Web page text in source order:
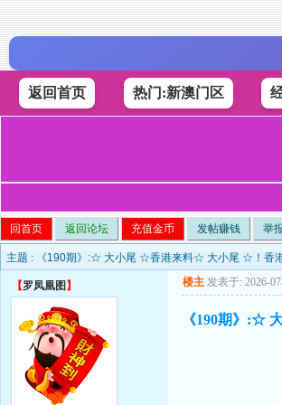
返回首页 热门:新澳门区
回首页 返回论坛 充值金币 发帖赚钱 举
主题 : 《190期》:☆ 大小尾 ☆香港来料☆ 大小尾 ☆！香
【罗凤凰图 】 楼主 发表于: 2026-
《190期》:☆